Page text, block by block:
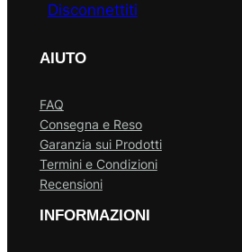
Disconnettiti
AIUTO
FAQ
Consegna e Reso
Garanzia sui Prodotti
Termini e Condizioni
Recensioni
INFORMAZIONI